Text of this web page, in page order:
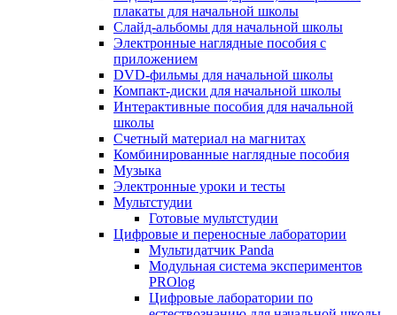
плакаты для начальной школы
Слайд-альбомы для начальной школы
Электронные наглядные пособия с
приложением
DVD-фильмы для начальной школы
Компакт-диски для начальной школы
Интерактивные пособия для начальной
школы
Счетный материал на магнитах
Комбинированные наглядные пособия
Музыка
Электронные уроки и тесты
Мультстудии
Готовые мультстудии
Цифровые и переносные лаборатории
Мультидатчик Panda
Модульная система экспериментов
PROlog
Цифровые лаборатории по